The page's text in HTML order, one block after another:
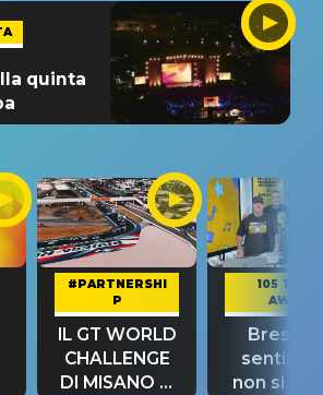
quinta
#PARTNERSHI
P
IL GT WORLD
CHALLENGE
DI MISANO si
105 TAKE
AWAY
Bresh:
non si